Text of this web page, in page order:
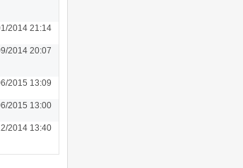
2014 21:14
2014 20:07
2015 13:09
2015 13:00
2014 13:40